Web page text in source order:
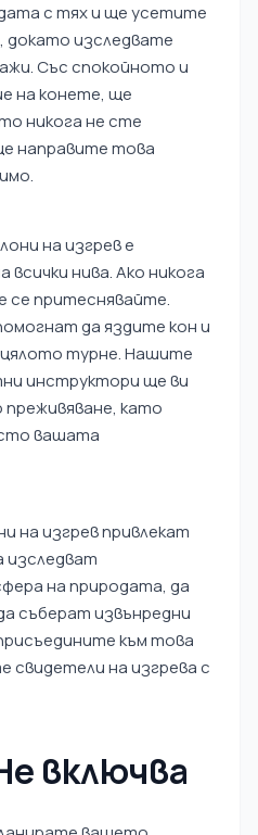
с тях и ще усетите
докато изследвате
Със спокойното и
на конете, ще
никога не сте
направите това
на изгрев е
нива. Ако никога
се притеснявайте.
да яздите кон и
турне. Нашите
инструктори ще ви
като
вашата
на изгрев привлекат
изследват
на природата, да
съберат извънредни
към това
свидетели на изгрева с
включва